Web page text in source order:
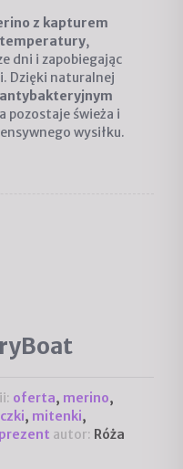
z kapturem
,
dni i zapobiegając
Dzięki naturalnej
antybakteryjnym
pozostaje świeża i
wysiłku.
oferta, merino,
, mitenki,
prezent autor: Róża